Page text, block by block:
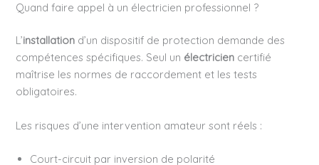
Quand faire appel à un électricien professionnel ?
L’installation d’un dispositif de protection demande des
compétences spécifiques. Seul un électricien certifié
maîtrise les normes de raccordement et les tests
obligatoires.
Les risques d’une intervention amateur sont réels :
Court-circuit par inversion de polarité